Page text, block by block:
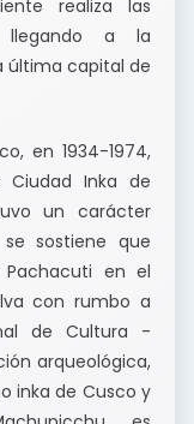
realiza las
llegando a la
última capital de
en 1934-1974,
Inka de
un carácter
se sostiene que
en el
con rumbo a
de Cultura -
arqueológica,
inka de Cusco y